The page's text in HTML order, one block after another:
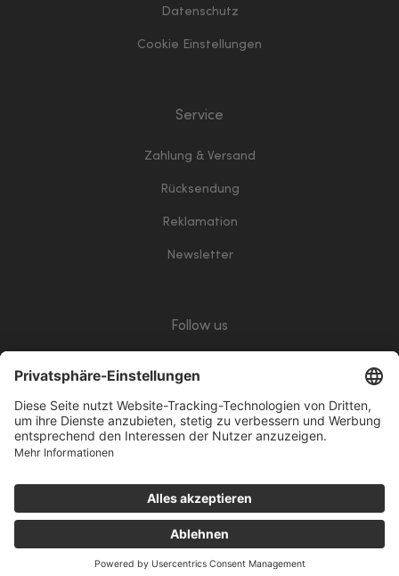
Datenschutz
Cookie Einstellungen
Service
Zahlung & Versand
Rücksendung
Reklamation
Newsletter
Follow us
giropay Klarna VorkassePayPalWhiteVisaWhite
Mastercard
© 2026 Leder Berensen | * Alle Preise in Euro inkl. gesetzl.
Mehrwertsteuer. Durchgestrichene Preise entsprechen der
ehemaligen unverbindlichen Preisempfehlung des Herstellers.
Angegebene Reduzierungen oder Rabatte beziehen sich